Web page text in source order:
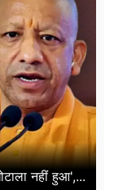
नहीं हुआ',...